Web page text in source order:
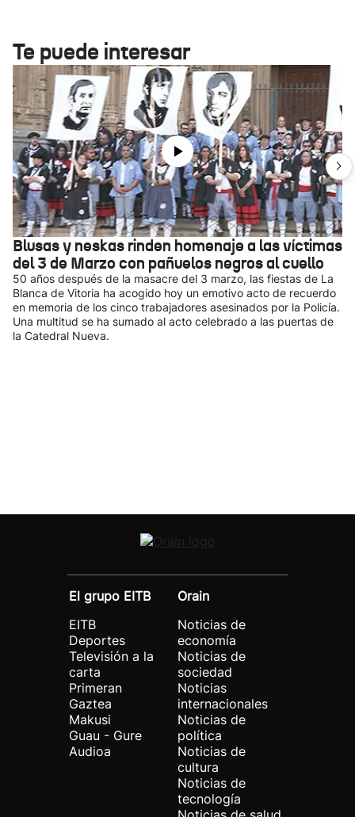
Te puede interesar
Blusas y neskas rinden homenaje a las víctimas
del 3 de Marzo con pañuelos negros al cuello
50 años después de la masacre del 3 marzo, las fiestas de La
Blanca de Vitoria ha acogido hoy un emotivo acto de recuerdo
en memoria de los cinco trabajadores asesinados por la Policía.
Una multitud se ha sumado al acto celebrado a las puertas de
la Catedral Nueva.
El grupo EITB
EITB
Deportes
Televisión a la
carta
Primeran
Gaztea
Makusi
Guau - Gure
Audioa
Orain
Noticias de
economía
Noticias de
sociedad
Noticias
internacionales
Noticias de
política
Noticias de
cultura
Noticias de
tecnología